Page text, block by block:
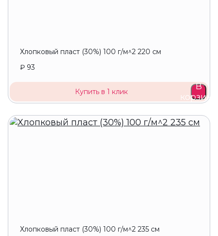
Хлопковый пласт (30%) 100 г/м^2 220 см
₽ 93
Купить в 1 клик
В
корзину
Хлопковый пласт (30%) 100 г/м^2 235 см